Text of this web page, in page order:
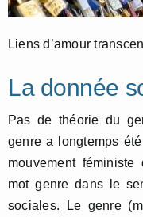
Liens d’amour
La donnée
Pas de théorie du
genre a longtemps
mouvement
mot genre dans le
sociales. Le genre